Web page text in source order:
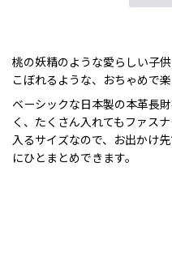
桃の妖精のような愛らしい子
こぼれるような、おちゃめで
ベーシックな日本製の本革長
く、たくさん入れてもファス
入るサイズなので、お出かけ
にひとまとめできます。